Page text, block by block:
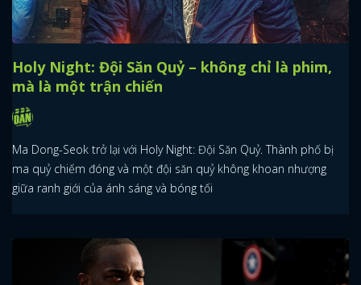
Holy Night: Đội Săn Quỷ – không chỉ là phim,
mà là một trận chiến
Ma Dong-Seok trở lại với Holy Night: Đội Săn Quỷ. Thành phố bị
ma quỷ chiếm đóng và một đội săn quỷ không khoan nhượng
giữa ranh giới của ánh sáng và bóng tối